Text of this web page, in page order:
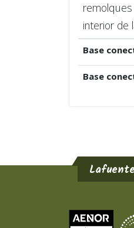
interior de
Base
Base